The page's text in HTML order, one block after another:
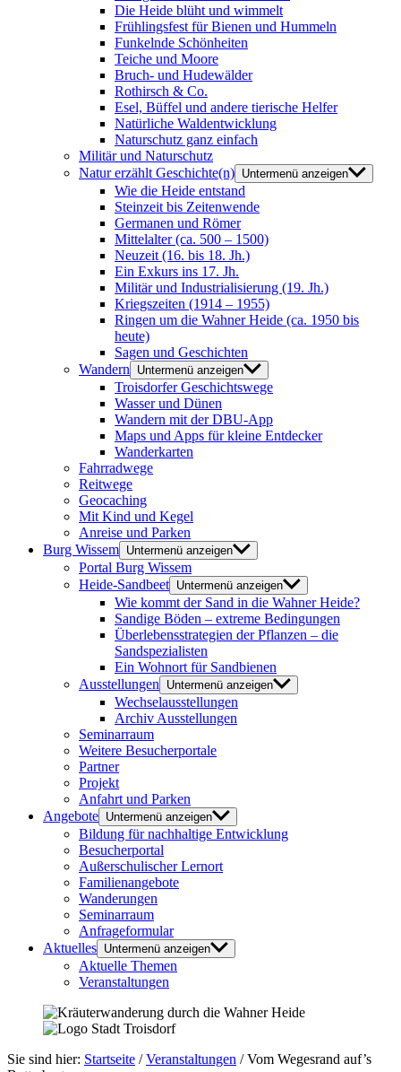
Die Heide blüht und wimmelt
Frühlingsfest für Bienen und Hummeln
Funkelnde Schönheiten
Teiche und Moore
Bruch- und Hudewälder
Rothirsch & Co.
Esel, Büffel und andere tierische Helfer
Natürliche Waldentwicklung
Naturschutz ganz einfach
Militär und Naturschutz
Natur erzählt Geschichte(n) Untermenü anzeigen
Wie die Heide entstand
Steinzeit bis Zeitenwende
Germanen und Römer
Mittelalter (ca. 500 – 1500)
Neuzeit (16. bis 18. Jh.)
Ein Exkurs ins 17. Jh.
Militär und Industrialisierung (19. Jh.)
Kriegszeiten (1914 – 1955)
Ringen um die Wahner Heide (ca. 1950 bis
heute)
Sagen und Geschichten
Wandern
Untermenü anzeigen
Troisdorfer Geschichtswege
Wasser und Dünen
Wandern mit der DBU-App
Maps und Apps für kleine Entdecker
Wanderkarten
Fahrradwege
Reitwege
Geocaching
Mit Kind und Kegel
Anreise und Parken
Burg Wissem Untermenü anzeigen
Portal Burg Wissem
Heide-Sandbeet Untermenü anzeigen
Wie kommt der Sand in die Wahner Heide?
Sandige Böden – extreme Bedingungen
Überlebensstrategien der Pflanzen – die
Sandspezialisten
Ein Wohnort für Sandbienen
Ausstellungen
Untermenü anzeigen
Wechselausstellungen
Archiv Ausstellungen
Seminarraum
Weitere Besucherportale
Partner
Projekt
Anfahrt und Parken
Angebote Untermenü anzeigen
Bildung für nachhaltige Entwicklung
Besucherportal
Außerschulischer Lernort
Familienangebote
Wanderungen
Seminarraum
Anfrageformular
Aktuelles Untermenü anzeigen
Aktuelle Themen
Veranstaltungen
Sie sind hier: Startseite /Veranstaltungen /Vom Wegesrand auf’s